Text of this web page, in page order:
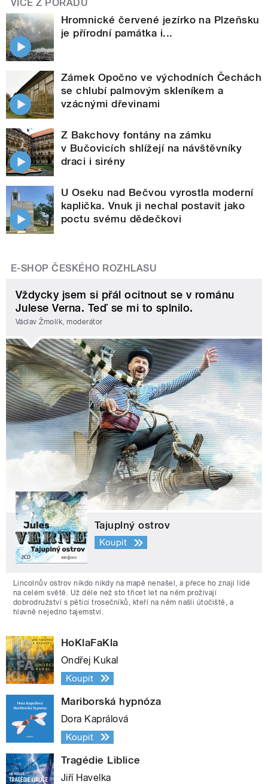
VÍCE Z POŘADU
Hromnické červené jezírko na Plzeňsku
je přírodní památka i...
Zámek Opočno ve východních Čechách
se chlubí palmovým skleníkem a
vzácnými dřevinami
Z Bakchovy fontány na zámku
v Bučovicích shlížejí na návštěvníky
draci i sirény
U Oseku nad Bečvou vyrostla moderní
kaplička. Vnuk ji nechal postavit jako
poctu svému dědečkovi
E-SHOP ČESKÉHO ROZHLASU
Vždycky jsem si přál ocitnout se v románu
Julese Verna. Teď se mi to splnilo.
Václav Žmolík, moderátor
Tajuplný ostrov
Koupit
Lincolnův ostrov nikdo nikdy na mapě nenašel, a přece ho znají lidé
na celém světě. Už déle než sto třicet let na něm prožívají
dobrodružství s pěticí trosečníků, kteří na něm našli útočiště, a
hlavně nejedno tajemství.
HoKlaFaKla
Ondřej Kukal
Koupit
Mariborská hypnóza
Dora Kaprálová
Koupit
Tragédie Liblice
Jiří Havelka